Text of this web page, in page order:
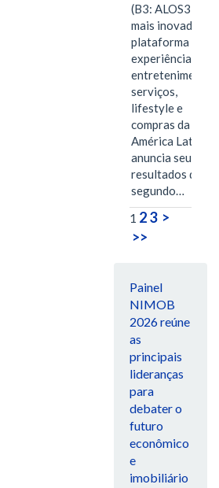
(B3: ALOS3), a
mais inovadora
plataforma de
experiências,
entretenimento,
serviços,
lifestyle e
compras da
América Latina
anuncia seus
resultados do
segundo…
1 23 >
>>
Painel
NIMOB
2026 reúne
as
principais
lideranças
para
debater o
futuro
econômico
e
imobiliário